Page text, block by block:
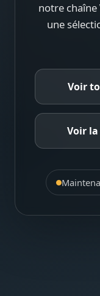
notre chaîne
une
Voir
Voir